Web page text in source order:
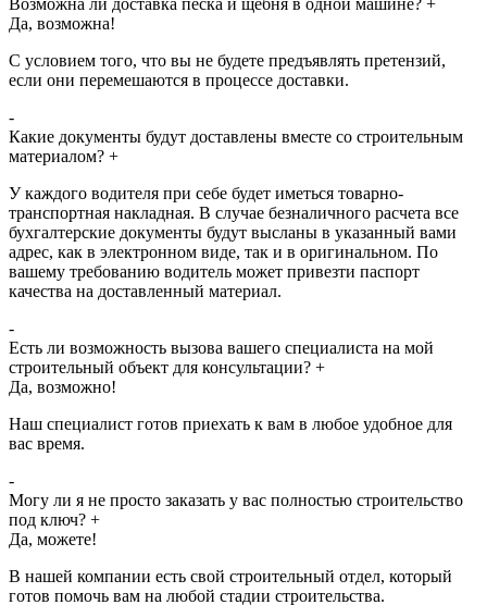
Да, возможна!
С условием того, что вы не будете предъявлять претензий,
если они перемешаются в процессе доставки.
-
Какие документы будут доставлены вместе со строительным
материалом? +
У каждого водителя при себе будет иметься товарно-
транспортная накладная. В случае безналичного расчета все
бухгалтерские документы будут высланы в указанный вами
адрес, как в электронном виде, так и в оригинальном. По
вашему требованию водитель может привезти паспорт
качества на доставленный материал.
-
Есть ли возможность вызова вашего специалиста на мой
строительный объект для консультации? +
Да, возможно!
Наш специалист готов приехать к вам в любое удобное для
вас время.
-
Могу ли я не просто заказать у вас полностью строительство
под ключ? +
Да, можете!
В нашей компании есть свой строительный отдел, который
готов помочь вам на любой стадии строительства.